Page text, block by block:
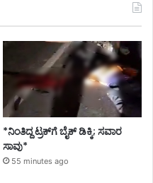
*ನಿಂತಿದ್ದ ಟ್ರಕ್‌ಗೆ ಬೈಕ್ ಡಿಕ್ಕಿ; ಸವಾರ
ಸಾವು*
55 minutes ago